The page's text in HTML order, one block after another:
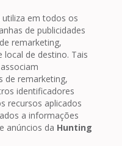
utiliza em todos os
de publicidades
remarketing,
de destino. Tais
de remarketing,
identificadores
recursos aplicados
a informações
anúncios da Hunting